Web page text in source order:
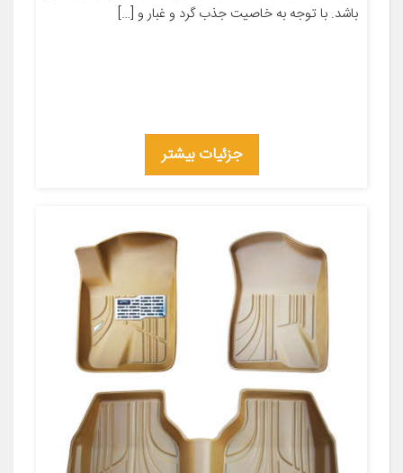
باشد. با توجه به خاصيت جذب گرد و غبار و […]
جزئیات بیشتر